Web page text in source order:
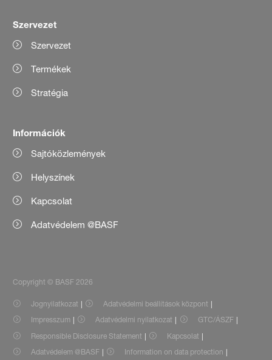
Szervezet
Szervezet
Termékek
Stratégia
Információk
Sajtóközlemények
Helyszínek
Kapcsolat
Adatvédelem @BASF
Copyright © BASF 2026
Jognyilatkozat
Adatvédelmi beállítások központ
Impresszum
Adatvédelmi nyilatkozat
GTC/ÁSZF
Responsible Disclosure Statement
Kapcsolat
Adatvédelem @BASF
Information on data protection